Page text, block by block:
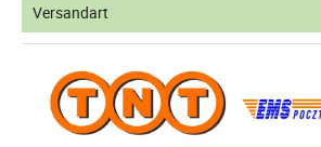
Versandart